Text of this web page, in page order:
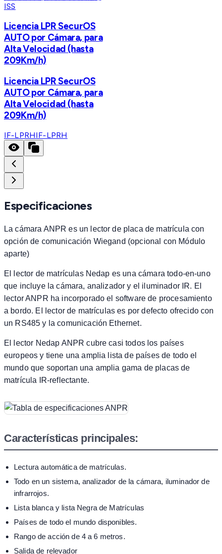
ISS
Licencia LPR SecurOS
AUTO por Cámara, para
Alta Velocidad (hasta
209Km/h)
Licencia LPR SecurOS
AUTO por Cámara, para
Alta Velocidad (hasta
209Km/h)
IF-LPRHIF-LPRH
Especificaciones
La cámara ANPR es un lector de placa de matrícula con
opción de comunicación Wiegand (opcional con Módulo
aparte)
El lector de matrículas Nedap es una cámara todo-en-uno
que incluye la cámara, analizador y el iluminador IR. El
lector ANPR ha incorporado el software de procesamiento
a bordo. El lector de matrículas es por defecto ofrecido con
un RS485 y la comunicación Ethernet.
El lector Nedap ANPR cubre casi todos los países
europeos y tiene una amplia lista de países de todo el
mundo que soportan una amplia gama de placas de
matrícula IR-reflectante.
Características principales:
Lectura automática de matrículas.
Todo en un sistema, analizador de la cámara, iluminador de
infrarrojos.
Lista blanca y lista Negra de Matrículas
Países de todo el mundo disponibles.
Rango de acción de 4 a 6 metros.
Salida de relevador